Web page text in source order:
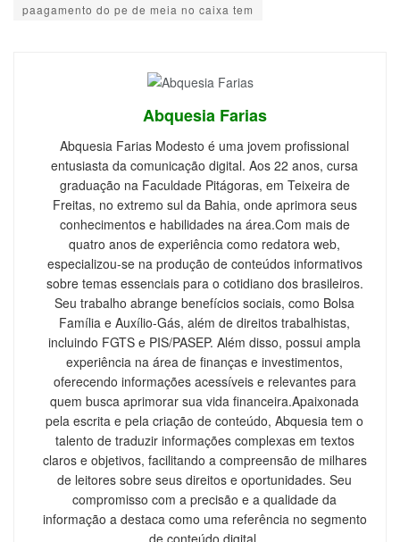
paagamento do pe de meia no caixa tem
Abquesia Farias
Abquesia Farias Modesto é uma jovem profissional
entusiasta da comunicação digital. Aos 22 anos, cursa
graduação na Faculdade Pitágoras, em Teixeira de
Freitas, no extremo sul da Bahia, onde aprimora seus
conhecimentos e habilidades na área.Com mais de
quatro anos de experiência como redatora web,
especializou-se na produção de conteúdos informativos
sobre temas essenciais para o cotidiano dos brasileiros.
Seu trabalho abrange benefícios sociais, como Bolsa
Família e Auxílio-Gás, além de direitos trabalhistas,
incluindo FGTS e PIS/PASEP. Além disso, possui ampla
experiência na área de finanças e investimentos,
oferecendo informações acessíveis e relevantes para
quem busca aprimorar sua vida financeira.Apaixonada
pela escrita e pela criação de conteúdo, Abquesia tem o
talento de traduzir informações complexas em textos
claros e objetivos, facilitando a compreensão de milhares
de leitores sobre seus direitos e oportunidades. Seu
compromisso com a precisão e a qualidade da
informação a destaca como uma referência no segmento
de conteúdo digital.